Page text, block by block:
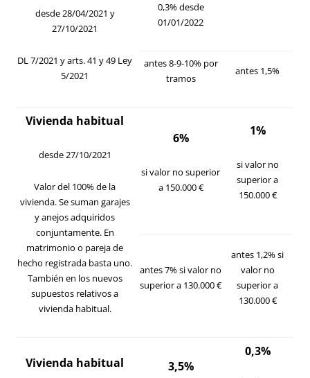
desde 28/04/2021 y
27/10/2021
DL 7/2021 yarts. 41 y 49 Ley
5/2021
0,3% desde
01/01/2022
antes 8-9-10% por
tramos
antes 1,5%
Vivienda habitual
desde 27/10/2021
Valor del 100% de la
vivienda. Se suman garajes
y anejos adquiridos
conjuntamente. En
matrimonio o pareja de
hecho registrada basta uno.
También en los nuevos
supuestos relativos a
vivienda habitual.
6%
si valor no superior
a 150.000 €
1%
si valor no
superior a
150.000 €
antes 7% si valor no
superior a 130.000 €
antes 1,2% si
valor no
superior a
130.000 €
Vivienda habitual 3,5%
0,3%